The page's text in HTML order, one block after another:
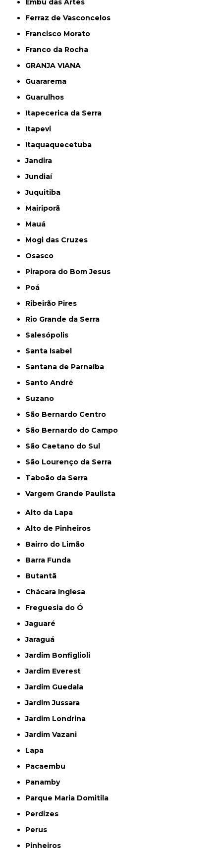
Embu das Artes
Ferraz de Vasconcelos
Francisco Morato
Franco da Rocha
GRANJA VIANA
Guararema
Guarulhos
Itapecerica da Serra
Itapevi
Itaquaquecetuba
Jandira
Jundiaí
Juquitiba
Mairiporã
Mauá
Mogi das Cruzes
Osasco
Pirapora do Bom Jesus
Poá
Ribeirão Pires
Rio Grande da Serra
Salesópolis
Santa Isabel
Santana de Parnaíba
Santo André
Suzano
São Bernardo Centro
São Bernardo do Campo
São Caetano do Sul
São Lourenço da Serra
Taboão da Serra
Vargem Grande Paulista
Alto da Lapa
Alto de Pinheiros
Bairro do Limão
Barra Funda
Butantã
Chácara Inglesa
Freguesia do Ó
Jaguaré
Jaraguá
Jardim Bonfiglioli
Jardim Everest
Jardim Guedala
Jardim Jussara
Jardim Londrina
Jardim Vazani
Lapa
Pacaembu
Panamby
Parque Maria Domitila
Perdizes
Perus
Pinheiros